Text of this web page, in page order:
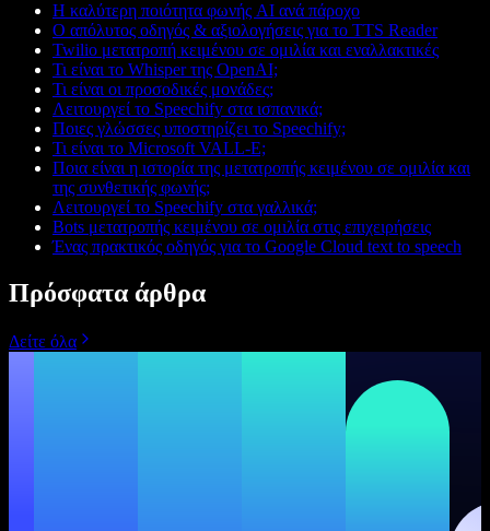
Η καλύτερη ποιότητα φωνής AI ανά πάροχο
Ο απόλυτος οδηγός & αξιολογήσεις για το TTS Reader
Twilio μετατροπή κειμένου σε ομιλία και εναλλακτικές
Τι είναι το Whisper της OpenAI;
Τι είναι οι προσοδικές μονάδες;
Λειτουργεί το Speechify στα ισπανικά;
Ποιες γλώσσες υποστηρίζει το Speechify;
Τι είναι το Microsoft VALL-E;
Ποια είναι η ιστορία της μετατροπής κειμένου σε ομιλία και
της συνθετικής φωνής;
Λειτουργεί το Speechify στα γαλλικά;
Bots μετατροπής κειμένου σε ομιλία στις επιχειρήσεις
Ένας πρακτικός οδηγός για το Google Cloud text to speech
Πρόσφατα άρθρα
Δείτε όλα